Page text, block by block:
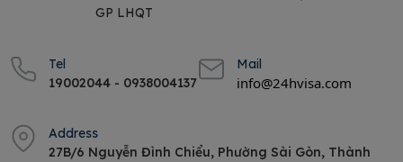
GP LHQT
Tel
19002044 - 0938004137
Mail
info@24hvisa.com
Address
27B/6 Nguyễn Đình Chiểu, Phường Sài Gòn, Thành